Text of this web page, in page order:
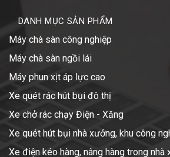
DANH MỤC SẢN PHẨM
Máy chà sàn công nghiệp
Máy chà sàn ngồi lái
Máy phun xịt áp lực cao
Xe quét rác hút bụi đô thị
Xe chở rác chạy Điện - Xăng
Xe quét hút bụi nhà xưởng, khu công
Xe điện kéo hàng, nâng hàng trong nhà